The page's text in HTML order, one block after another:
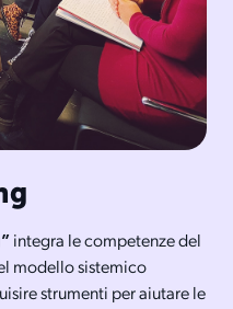
integra le competenze del
modello sistemico
strumenti per aiutare le